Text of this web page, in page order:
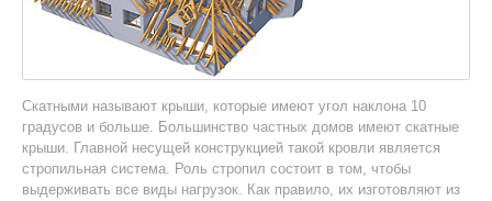
Скатными называют крыши, которые имеют угол наклона 10
градусов и больше. Большинство частных домов имеют скатные
крыши. Главной несущей конструкцией такой кровли является
стропильная система. Роль стропил состоит в том, чтобы
выдерживать все виды нагрузок. Как правило, их изготовляют из